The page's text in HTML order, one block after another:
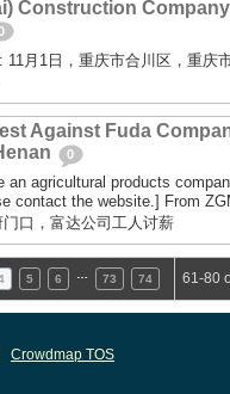
Construction
11月1日，重庆市合川区，重庆
Against Fuda
0
an agricultural products
contact the website.] From
口，富达公司工人讨薪
5 6 73 74 61-80
Crowdmap TOS